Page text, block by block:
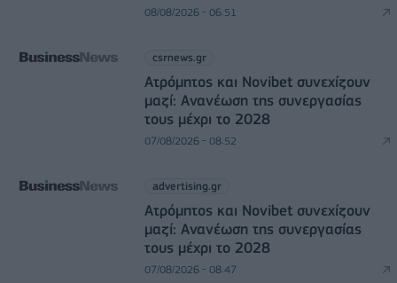
08/08/2026 - 06:51
csrnews.gr
Ατρόμητος και Novibet συνεχίζουν
μαζί: Ανανέωση της συνεργασίας
τους μέχρι το 2028
07/08/2026 - 08:52
advertising.gr
Ατρόμητος και Novibet συνεχίζουν
μαζί: Ανανέωση της συνεργασίας
τους μέχρι το 2028
07/08/2026 - 08:47